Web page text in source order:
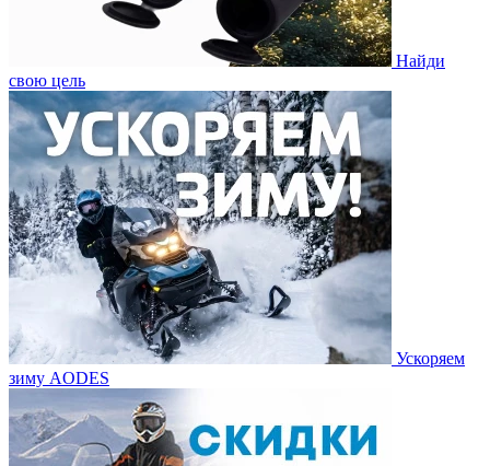
Найди
свою цель
Ускоряем
зиму AODES